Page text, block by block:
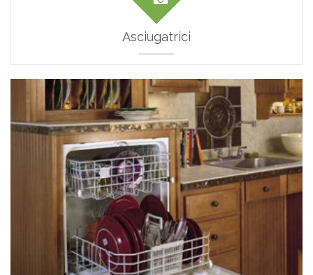
Asciugatrici